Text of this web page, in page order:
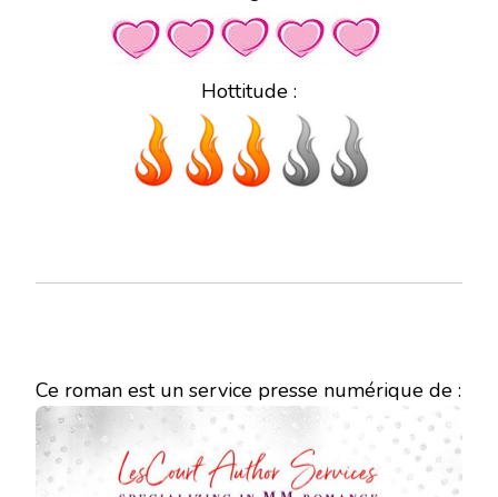
Hottitude :
Ce roman est un service presse numérique de :